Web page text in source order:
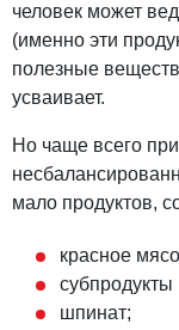
человек может
(именно эти
полезные
усваивает.
Но чаще всего
мало продуктов,
красное
субпродукты
шпинат;